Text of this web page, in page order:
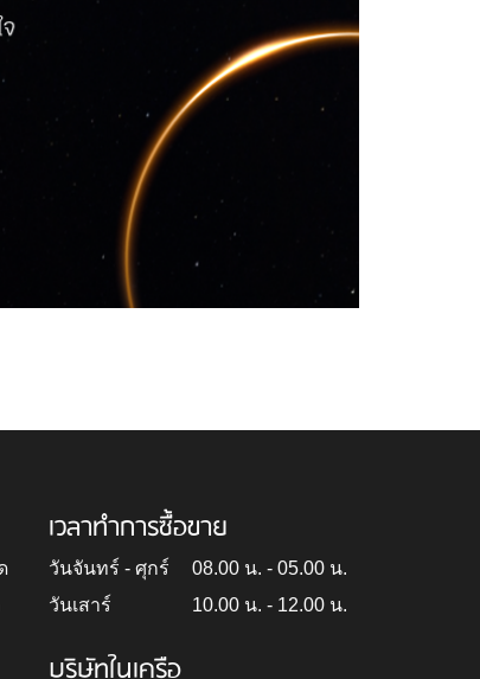
เวลาทำการซื้อขาย
วันจันทร์ - ศุกร์
08.00 น. - 05.00 น.
วันเสาร์
10.00 น. - 12.00 น.